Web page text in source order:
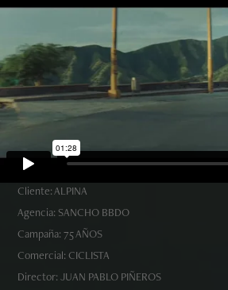
Cliente: ALPINA
Agencia: SANCHO BBDO
Campaña: 75 AÑOS
Comercial: CICLISTA
Director: JUAN PABLO PIÑEROS